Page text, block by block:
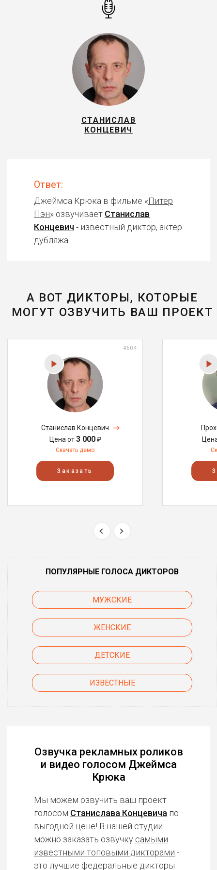
СТАНИСЛАВ
КОНЦЕВИЧ
Ответ:
Джеймса Крюка в фильме «Питер
Пэн» озвучивает Станислав
Концевич - известный диктор, актер
дубляжа.
А ВОТ ДИКТОРЫ, КОТОРЫЕ
МОГУТ ОЗВУЧИТЬ ВАШ ПРОЕКТ
#604
Станислав Концевич
Цена от3 000₽
Скачать демо
Заказать
ПОПУЛЯРНЫЕ ГОЛОСА ДИКТОРОВ
МУЖСКИЕ
ЖЕНСКИЕ
ДЕТСКИЕ
ИЗВЕСТНЫЕ
Озвучка рекламных роликов
и видео голосом Джеймса
Крюка
Мы можем озвучить ваш проект
голосом Станислава Концевича по
выгодной цене! В нашей студии
можно заказать озвучку самыми
известными топовыми дикторами -
это лучшие федеральные дикторы